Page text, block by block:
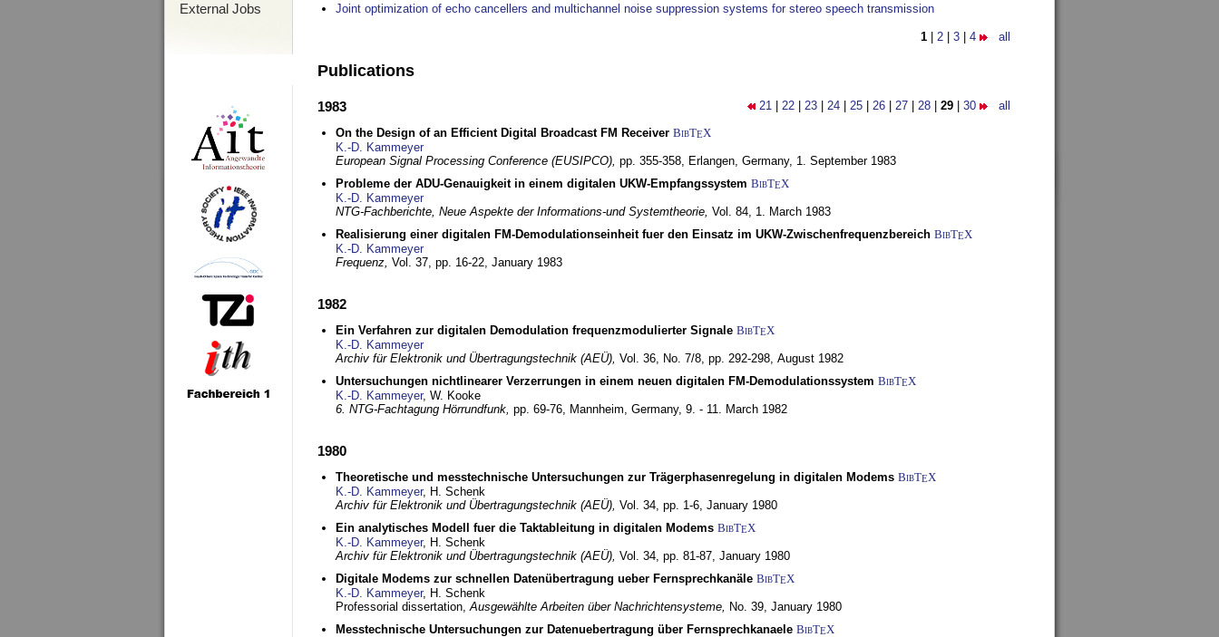
External Jobs
Joint optimization of echo cancellers and multichannel noise suppression systems for stereo speech transmission
1 2 3 4 all
Publications
21 22 23 24 25 26 27 28 29 30 all
1983
On the Design of an Efficient Digital Broadcast FM Receiver BibTEX
K.-D. Kammeyer
European Signal Processing Conference (EUSIPCO), pp. 355-358, Erlangen, Germany, 1. September 1983
Probleme der ADU-Genauigkeit in einem digitalen UKW-Empfangssystem BibTEX
K.-D. Kammeyer
NTG-Fachberichte, Neue Aspekte der Informations-und Systemtheorie, Vol. 84, 1. March 1983
Realisierung einer digitalen FM-Demodulationseinheit fuer den Einsatz im UKW-Zwischenfrequenzbereich BibTEX
K.-D. Kammeyer
Frequenz, Vol. 37, pp. 16-22, January 1983
1982
Ein Verfahren zur digitalen Demodulation frequenzmodulierter Signale BibTEX
K.-D. Kammeyer
Archiv für Elektronik und Übertragungstechnik (AEÜ), Vol. 36, No. 7/8, pp. 292-298, August 1982
Untersuchungen nichtlinearer Verzerrungen in einem neuen digitalen FM-Demodulationssystem BibTEX
K.-D. Kammeyer, W. Kooke
6. NTG-Fachtagung Hörrundfunk, pp. 69-76, Mannheim, Germany, 9. - 11. March 1982
1980
Theoretische und messtechnische Untersuchungen zur Trägerphasenregelung in digitalen Modems BibTEX
K.-D. Kammeyer, H. Schenk
Archiv für Elektronik und Übertragungstechnik (AEÜ), Vol. 34, pp. 1-6, January 1980
Ein analytisches Modell fuer die Taktableitung in digitalen Modems BibTEX
K.-D. Kammeyer, H. Schenk
Archiv für Elektronik und Übertragungstechnik (AEÜ), Vol. 34, pp. 81-87, January 1980
Digitale Modems zur schnellen Datenübertragung ueber Fernsprechkanäle BibTEX
K.-D. Kammeyer, H. Schenk
Professorial dissertation,Ausgewählte Arbeiten über Nachrichtensysteme, No. 39, January 1980
Messtechnische Untersuchungen zur Datenuebertragung über Fernsprechkanaele BibTEX